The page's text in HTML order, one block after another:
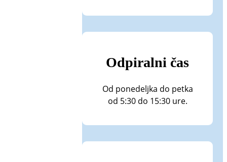
Odpiralni čas
Od ponedeljka do petka
od 5:30 do 15:30 ure.